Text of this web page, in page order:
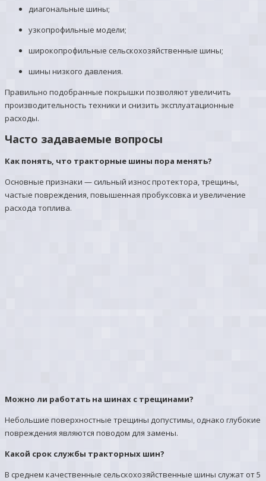
диагональные шины;
узкопрофильные модели;
широкопрофильные сельскохозяйственные шины;
шины низкого давления.
Правильно подобранные покрышки позволяют увеличить
производительность техники и снизить эксплуатационные
расходы.
Часто задаваемые вопросы
Как понять, что тракторные шины пора менять?
Основные признаки — сильный износ протектора, трещины,
частые повреждения, повышенная пробуксовка и увеличение
расхода топлива.
Можно ли работать на шинах с трещинами?
Небольшие поверхностные трещины допустимы, однако глубокие
повреждения являются поводом для замены.
Какой срок службы тракторных шин?
В среднем качественные сельскохозяйственные шины служат от 5